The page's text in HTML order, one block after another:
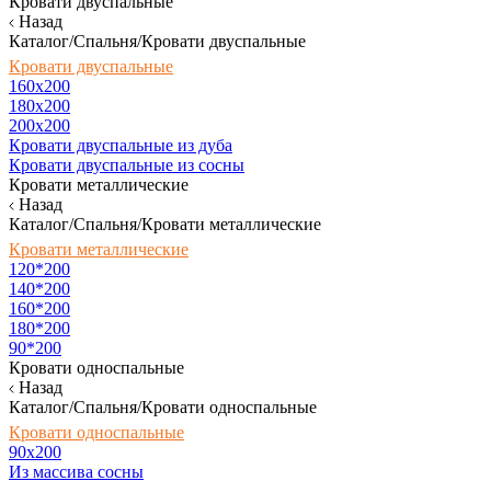
Назад
Каталог/Спальня/Кровати двуспальные
Кровати двуспальные
160х200
180x200
200x200
Кровати двуспальные из дуба
Кровати двуспальные из сосны
Кровати металлические
Назад
Каталог/Спальня/Кровати металлические
Кровати металлические
120*200
140*200
160*200
180*200
90*200
Кровати односпальные
Назад
Каталог/Спальня/Кровати односпальные
Кровати односпальные
90х200
Из массива сосны